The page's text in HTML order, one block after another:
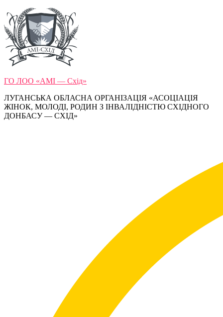
ГО ЛОО «АМІ — Схід»
ЛУГАНСЬКА ОБЛАСНА ОРГАНІЗАЦІЯ «АСОЦІАЦІЯ
ЖІНОК, МОЛОДІ, РОДИН З ІНВАЛІДНІСТЮ СХІДНОГО
ДОНБАСУ — СХІД»